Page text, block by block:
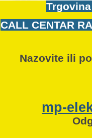
CALL CENTAR
Nazovite ili
mp-